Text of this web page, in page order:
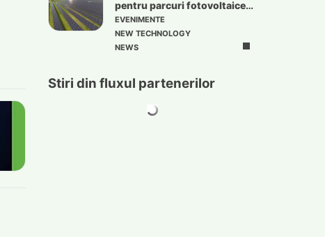
pentru parcuri fotovoltaice
de mari dimensiuni
EVENIMENTE
NEW TECHNOLOGY
NEWS
Stiri din fluxul partenerilor